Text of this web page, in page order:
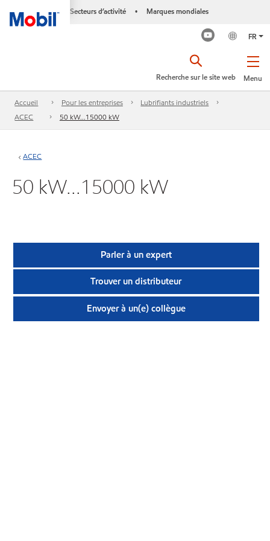
Secteurs d’activité • Marques mondiales
FR
Menu
Recherche sur le site web
Accueil Pour les entreprises
Lubrifiants industriels
ACEC
50 kW...15000 kW
ACEC
50 kW...15000 kW
Parler à un expert
Trouver un distributeur
Envoyer à un(e) collègue